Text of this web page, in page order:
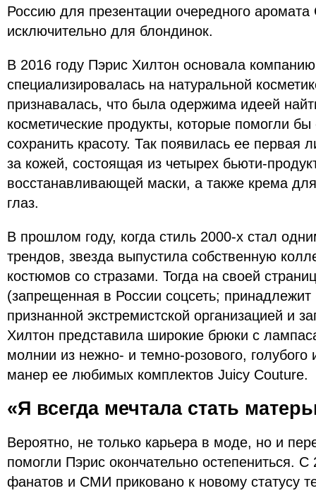
Россию для презентации очередного аромата
исключительно для блондинок.
В 2016 году Пэрис Хилтон основала
специализировалась на натуральной
признавалась, что была одержима идеей
косметические продукты, которые помогли
сохранить красоту. Так появилась ее первая
за кожей, состоящая из четырех бьюти-
восстанавливающей маски, а также крема
глаз.
В прошлом году, когда стиль 2000-х стал
трендов, звезда выпустила собственную
костюмов со стразами. Тогда на своей
(запрещенная в России соцсеть;
признанной экстремистской организацией и
Хилтон представила широкие брюки с
молнии из нежно- и темно-розового,
манер ее любимых комплектов Juicy Couture.
«Я всегда мечтала стать
Вероятно, не только карьера в моде, но и
помогли Пэрис окончательно остепениться.
фанатов и СМИ приковано к новому статусу